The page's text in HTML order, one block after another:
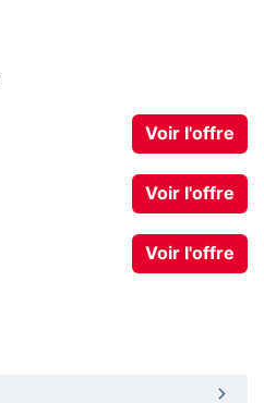
Voir l'offre
Voir l'offre
Voir l'offre